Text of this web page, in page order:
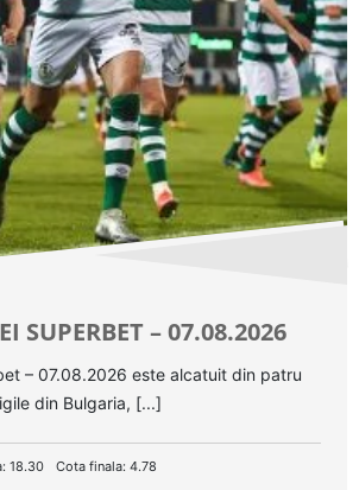
SUPERBET – 07.08.2026
– 07.08.2026 este alcatuit din patru
din Bulgaria, [...]
18.30 Cota finala: 4.78